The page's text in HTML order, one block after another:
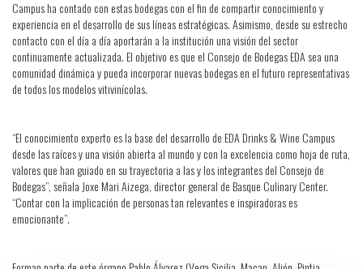
Campus ha contado con estas bodegas con el fin de compartir conocimiento y
experiencia en el desarrollo de sus líneas estratégicas. Asimismo, desde su estrecho
contacto con el día a día aportarán a la institución una visión del sector
continuamente actualizada. El objetivo es que el Consejo de Bodegas EDA sea una
comunidad dinámica y pueda incorporar nuevas bodegas en el futuro representativas
de todos los modelos vitivinícolas.
“El conocimiento experto es la base del desarrollo de EDA Drinks & Wine Campus
desde las raíces y una visión abierta al mundo y con la excelencia como hoja de ruta,
valores que han guiado en su trayectoria a las y los integrantes del Consejo de
Bodegas”, señala Joxe Mari Aizega, director general de Basque Culinary Center.
“Contar con la implicación de personas tan relevantes e inspiradoras es
emocionante”.